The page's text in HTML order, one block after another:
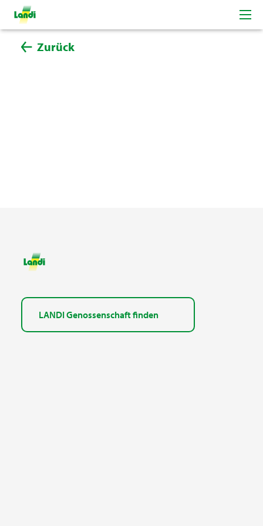
Zurück
LANDI Genossenschaft finden